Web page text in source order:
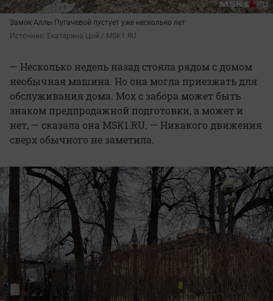
Замок Аллы Пугачевой пустует уже несколько лет
Источник: Екатерина Цой / MSK1.RU
— Несколько недель назад стояла рядом с домом
необычная машина. Но она могла приезжать для
обслуживания дома. Мох с забора может быть
знаком предпродажной подготовки, а может и
нет, — сказала она MSK1.RU. — Никакого движения
сверх обычного не заметила.